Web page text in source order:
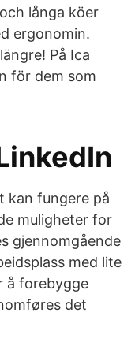
långa köer
ergonomin.
På Ica
för dem som
kan fungere på
muligheter for
gjennomgående
med lite
å forebygge
det